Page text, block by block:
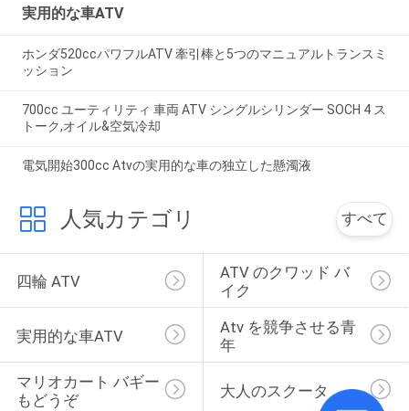
実用的な車ATV
ホンダ520ccパワフルATV 牽引棒と5つのマニュアルトランスミ
ッション
700cc ユーティリティ 車両 ATV シングルシリンダー SOCH 4 ス
トーク,オイル&空気冷却
電気開始300cc Atvの実用的な車の独立した懸濁液
人気カテゴリ すべて
四輪 ATV
ATV のクワッド バ
イク
実用的な車ATV
Atv を競争させる青
年
マリオカート バギー
もどうぞ
大人のスクータ